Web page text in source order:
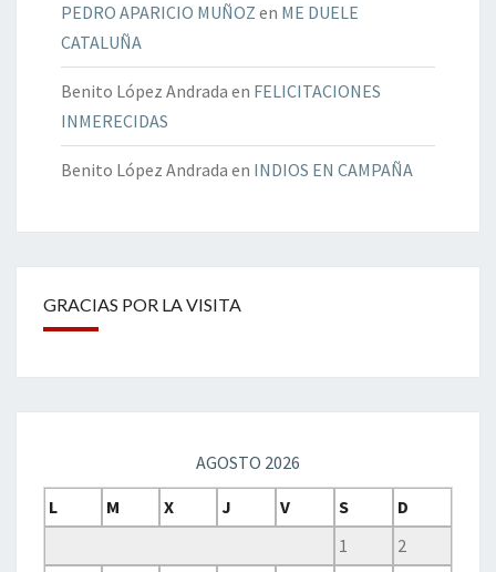
PEDRO APARICIO MUÑOZ en ME DUELE
CATALUÑA
Benito López Andrada en FELICITACIONES
INMERECIDAS
Benito López Andrada en INDIOS EN CAMPAÑA
GRACIAS POR LA VISITA
AGOSTO 2026
L
M X J V S
D
1
2